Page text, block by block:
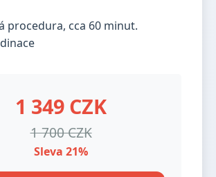
procedura, cca 60 minut.
1 349 CZK
1 700 CZK
Sleva 21%